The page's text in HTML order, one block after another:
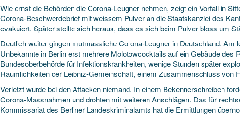
Wie ernst die Behörden die Corona-Leugner nehmen, zeigt ein Vorfall in
Corona-Beschwerdebrief mit weissem Pulver an die Staatskanzlei des
evakuiert. Später stellte sich heraus, dass es sich beim Pulver bloss um
Deutlich weiter gingen mutmassliche Corona-Leugner in Deutschland. Am
Unbekannte in Berlin erst mehrere Molotowcocktails auf ein Gebäude des
Bundesoberbehörde für Infektionskrankheiten, wenige Stunden später
Räumlichkeiten der Leibniz-Gemeinschaft, einem Zusammenschluss von
Verletzt wurde bei den Attacken niemand. In einem Bekennerschreiben
Corona-Massnahmen und drohten mit weiteren Anschlägen. Das für
Kommissariat des Berliner Landeskriminalamts hat die Ermittlungen